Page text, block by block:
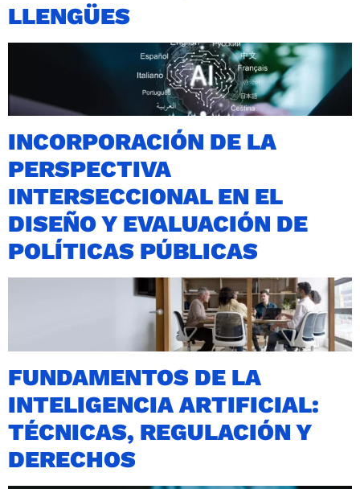
LLENGÜES
INCORPORACIÓN DE LA
PERSPECTIVA
INTERSECCIONAL EN EL
DISEÑO Y EVALUACIÓN DE
POLÍTICAS PÚBLICAS
FUNDAMENTOS DE LA
INTELIGENCIA ARTIFICIAL:
TÉCNICAS, REGULACIÓN Y
DERECHOS